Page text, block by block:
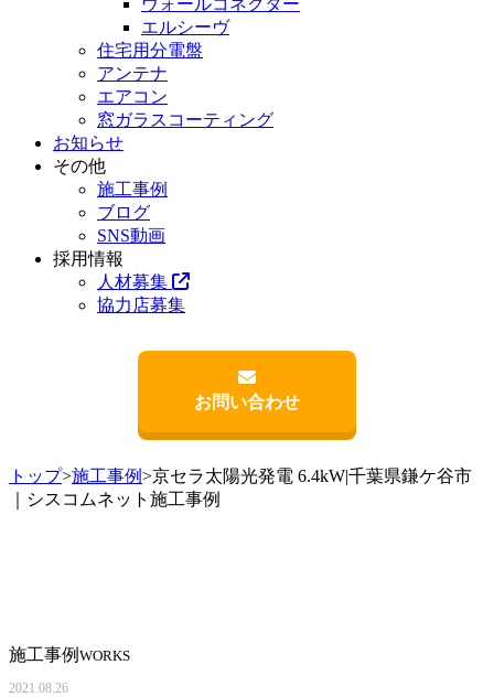
ウォールコネクター
エルシーヴ
住宅用分電盤
アンテナ
エアコン
窓ガラスコーティング
お知らせ
その他
施工事例
ブログ
SNS動画
採用情報
人材募集
協力店募集
お問い合わせ
トップ>施工事例>京セラ太陽光発電 6.4kW|千葉県鎌ケ谷市
｜シスコムネット施工事例
施工事例 WORKS
2021.08.26